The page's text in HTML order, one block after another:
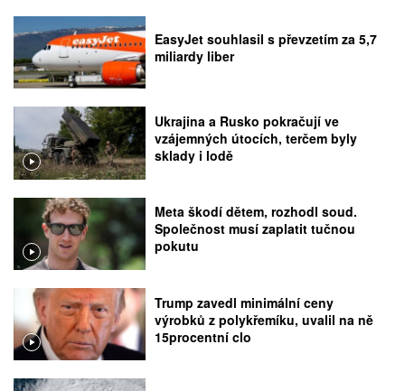
EasyJet souhlasil s převzetím za 5,7
miliardy liber
Ukrajina a Rusko pokračují ve
vzájemných útocích, terčem byly
sklady i lodě
Meta škodí dětem, rozhodl soud.
Společnost musí zaplatit tučnou
pokutu
Trump zavedl minimální ceny
výrobků z polykřemíku, uvalil na ně
15procentní clo